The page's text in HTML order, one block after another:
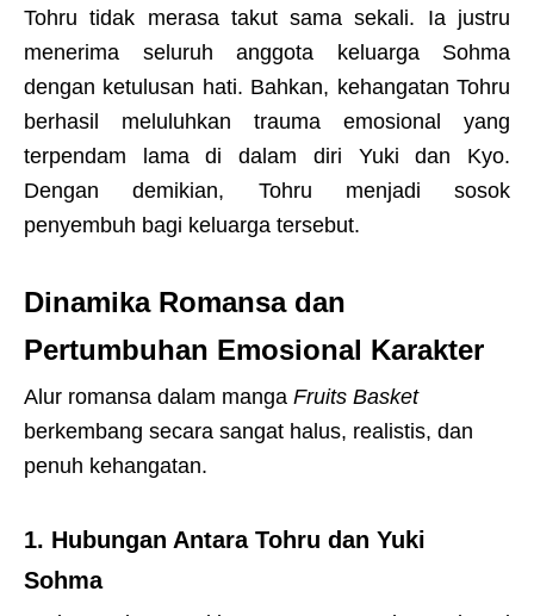
Tohru tidak merasa takut sama sekali. Ia justru
menerima seluruh anggota keluarga Sohma
dengan ketulusan hati. Bahkan, kehangatan Tohru
berhasil meluluhkan trauma emosional yang
terpendam lama di dalam diri Yuki dan Kyo.
Dengan demikian, Tohru menjadi sosok
penyembuh bagi keluarga tersebut.
Dinamika Romansa dan
Pertumbuhan Emosional Karakter
Alur romansa dalam manga Fruits Basket
berkembang secara sangat halus, realistis, dan
penuh kehangatan.
1. Hubungan Antara Tohru dan Yuki
Sohma